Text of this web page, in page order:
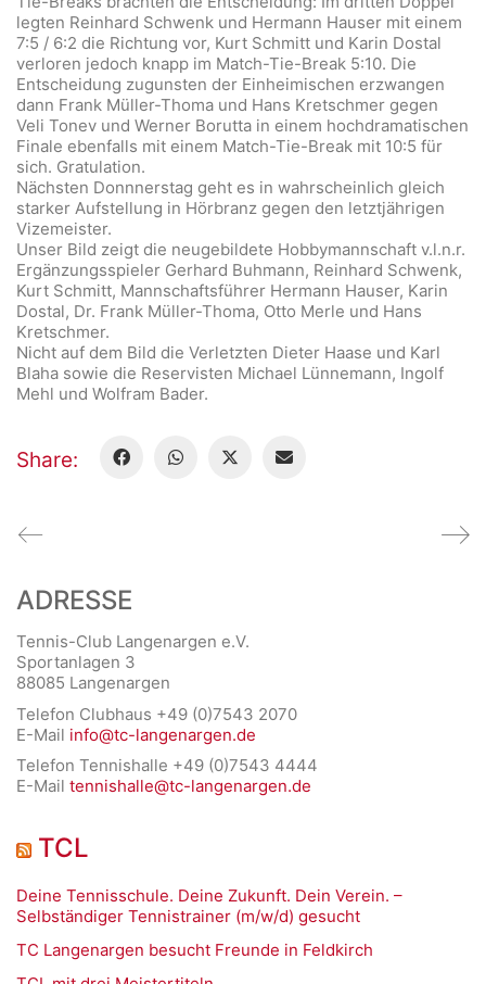
legten Reinhard Schwenk und Hermann Hauser mit einem
7:5 / 6:2 die Richtung vor, Kurt Schmitt und Karin Dostal
verloren jedoch knapp im Match-Tie-Break 5:10. Die
Entscheidung zugunsten der Einheimischen erzwangen
dann Frank Müller-Thoma und Hans Kretschmer gegen
Veli Tonev und Werner Borutta in einem hochdramatischen
Finale ebenfalls mit einem Match-Tie-Break mit 10:5 für
sich. Gratulation.
Nächsten Donnnerstag geht es in wahrscheinlich gleich
starker Aufstellung in Hörbranz gegen den letztjährigen
Vizemeister.
Unser Bild zeigt die neugebildete Hobbymannschaft v.l.n.r.
Ergänzungsspieler Gerhard Buhmann, Reinhard Schwenk,
Kurt Schmitt, Mannschaftsführer Hermann Hauser, Karin
Dostal, Dr. Frank Müller-Thoma, Otto Merle und Hans
Kretschmer.
Nicht auf dem Bild die Verletzten Dieter Haase und Karl
Blaha sowie die Reservisten Michael Lünnemann, Ingolf
Mehl und Wolfram Bader.
Share:
ADRESSE
Tennis-Club Langenargen e.V.
Sportanlagen 3
88085 Langenargen
Telefon Clubhaus +49 (0)7543 2070
E-Mail info@tc-langenargen.de
Telefon Tennishalle +49 (0)7543 4444
E-Mail tennishalle@tc-langenargen.de
TCL
Deine Tennisschule. Deine Zukunft. Dein Verein. –
Selbständiger Tennistrainer (m/w/d) gesucht
TC Langenargen besucht Freunde in Feldkirch